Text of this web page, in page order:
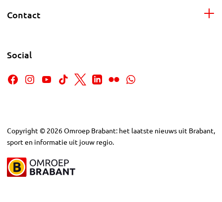
Contact
Social
Copyright © 2026Omroep Brabant: het laatste nieuws uit Brabant,
sport en informatie uit jouw regio.